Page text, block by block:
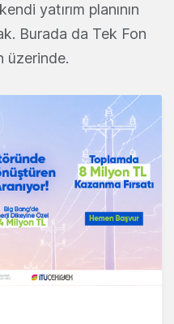
yatırım planının
Burada da Tek Fon
üzerinde.